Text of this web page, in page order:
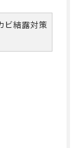
ビ結露対策